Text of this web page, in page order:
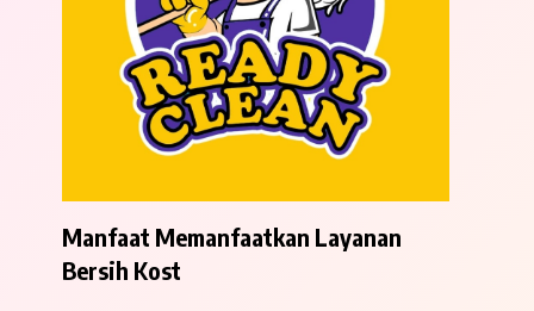
Manfaat Memanfaatkan Layanan
Bersih Kost